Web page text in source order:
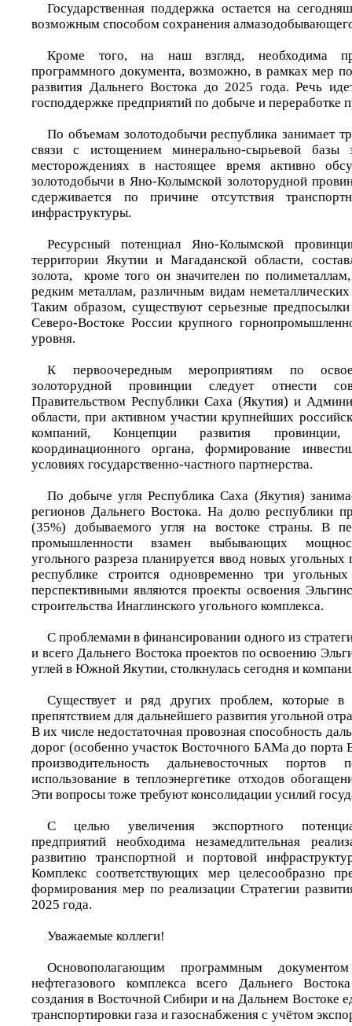
Государственная поддержка остается на
возможным способом сохранения
Кроме того, на наш взгляд, необходима
программного документа, возможно, в рамках мер
развития Дальнего Востока до 2025 года. Речь
господдержке предприятий по добыче и переработке
По объемам золотодобычи республика занимает
связи с истощением минерально-сырьевой базы
месторождениях в настоящее время активно
золотодобычи в Яно-Колымской золоторудной
сдерживается по причине отсутствия
инфраструктуры.
Ресурсный потенциал Яно-Колымской
территории Якутии и Магаданской области,
золота, кроме того он значителен по
редким металлам, различным видам
Таким образом, существуют серьезные
Северо-Востоке России крупного
уровня.
К первоочередным мероприятиям по
золоторудной провинции следует отнести
Правительством Республики Саха (Якутия) и
области, при активном участии крупнейших
компаний, Концепции развития
координационного органа, формирование
условиях государственно-частного партнерства.
По добыче угля Республика Саха (Якутия)
регионов Дальнего Востока. На долю республики
(35%) добываемого угля на востоке страны. В
промышленности взамен выбывающих
угольного разреза планируется ввод новых
республике строится одновременно три
перспективными являются проекты освоения
строительства Инаглинского угольного комплекса.
С проблемами в финансировании одного из
и всего Дальнего Востока проектов по освоению
углей в Южной Якутии, столкнулась сегодня и
Существует и ряд других проблем, которые в
препятствием для дальнейшего развития угольной
В их числе недостаточная провозная способность
дорог (особенно участок Восточного БАМа до порта
производительность дальневосточных портов
использование в теплоэнергетике отходов
Эти вопросы тоже требуют консолидации усилий
С целью увеличения экспортного
предприятий необходима незамедлительная
развитию транспортной и портовой
Комплекс соответствующих мер целесообразно
формирования мер по реализации Стратегии
2025 года.
Уважаемые коллеги!
Основополагающим программным
нефтегазового комплекса всего Дальнего
создания в Восточной Сибири и на Дальнем Востоке
транспортировки газа и газоснабжения с учётом